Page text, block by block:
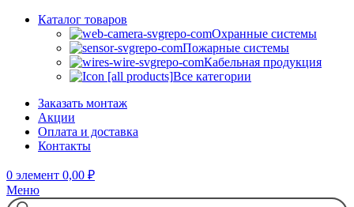
Каталог товаров
Охранные системы
Пожарные системы
Кабельная продукция
Все категории
Заказать монтаж
Акции
Оплата и доставка
Контакты
0 элемент 0,00 ₽
Меню